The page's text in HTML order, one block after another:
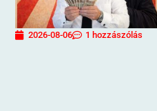
2026-08-06 1 hozzászólás